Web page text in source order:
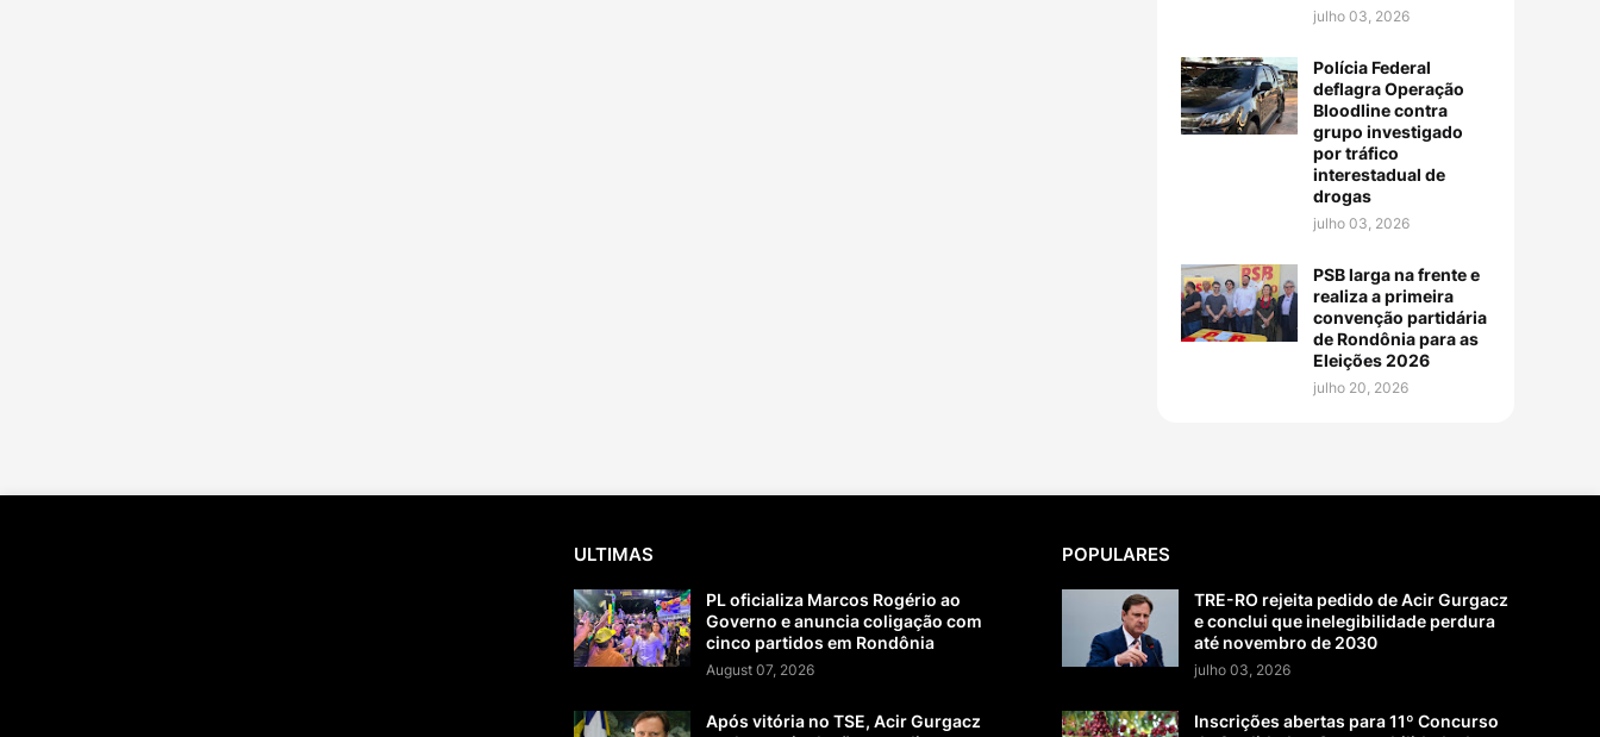
julho 03, 2026
Polícia Federal
deflagra Operação
Bloodline contra
grupo investigado
por tráfico
interestadual de
drogas
julho 03, 2026
PSB larga na frente e
realiza a primeira
convenção partidária
de Rondônia para as
Eleições 2026
julho 20, 2026
ULTIMAS
PL oficializa Marcos Rogério ao
Governo e anuncia coligação com
cinco partidos em Rondônia
August 07, 2026
Após vitória no TSE, Acir Gurgacz
POPULARES
TRE-RO rejeita pedido de Acir Gurgacz
e conclui que inelegibilidade perdura
até novembro de 2030
julho 03, 2026
Inscrições abertas para 11º Concurso